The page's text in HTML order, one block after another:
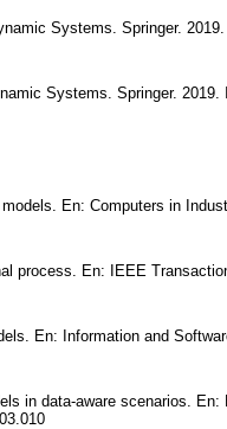
Systems. Springer.
Systems. Springer. 2019.
En: Computers in
process. En: IEEE
En: Information and
in data-aware scenarios.